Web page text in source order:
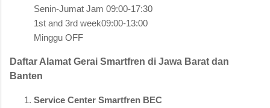
Senin-Jumat Jam 09:00-17:30
1st and 3rd week09:00-13:00
Minggu OFF
Daftar Alamat Gerai Smartfren di Jawa Barat dan
Banten
Service Center Smartfren BEC